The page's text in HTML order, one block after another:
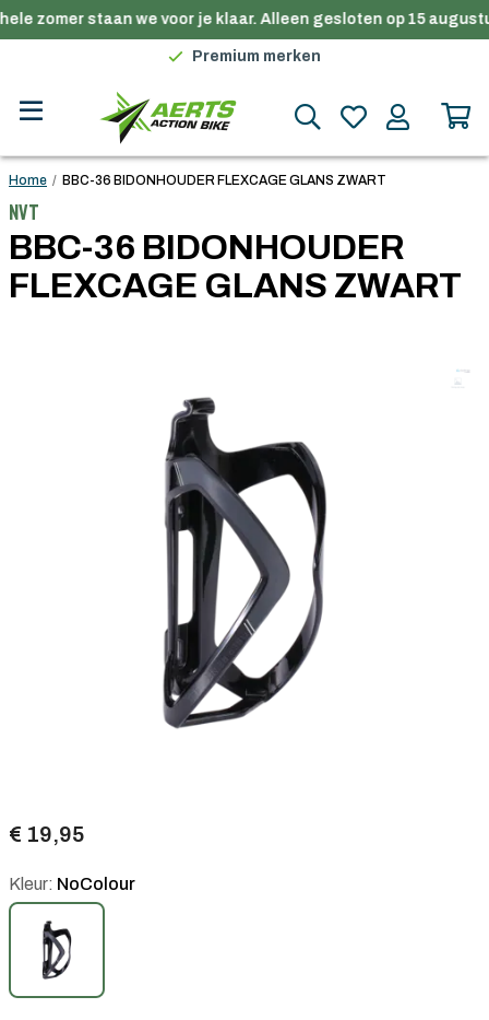
zomer staan we voor je klaar. Alleen gesloten op 15
Gratis verzending in België vanaf €100
Premium merken
Gratis verzending in België vanaf €100
Home / BBC-36 BIDONHOUDER FLEXCAGE GLANS ZWART
NVT
BBC-36 BIDONHOUDER
FLEXCAGE GLANS ZWART
€ 19,95
Kleur: NoColour